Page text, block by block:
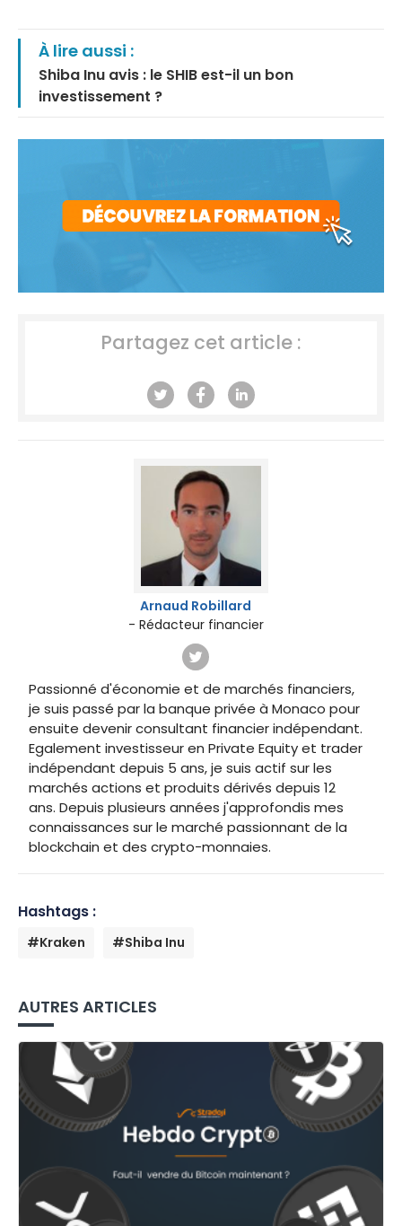
À lire aussi :
Shiba Inu avis : le SHIB est-il un bon
investissement ?
Partagez cet article :
Arnaud Robillard
- Rédacteur financier
Passionné d'économie et de marchés financiers,
je suis passé par la banque privée à Monaco pour
ensuite devenir consultant financier indépendant.
Egalement investisseur en Private Equity et trader
indépendant depuis 5 ans, je suis actif sur les
marchés actions et produits dérivés depuis 12
ans. Depuis plusieurs années j'approfondis mes
connaissances sur le marché passionnant de la
blockchain et des crypto-monnaies.
Hashtags :
#Kraken #Shiba Inu
AUTRES ARTICLES